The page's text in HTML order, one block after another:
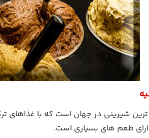
طعم های بسیاری است.